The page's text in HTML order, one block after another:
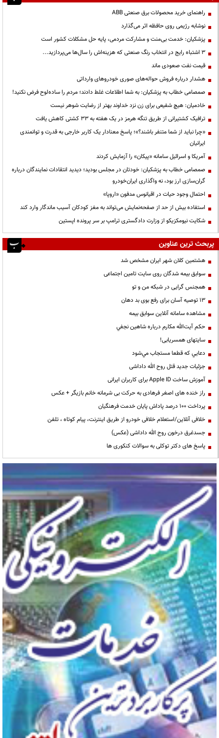
راهنمای خرید محصولات برق صنعتی ABB
نوشابه رژیمی روی حافظه اثر می‌گذارد
پزشکیان: خدمت بی‌منت و مشارکت مردمی، پایه حل مشکلات کشور است
3 اشتباه رایج در انتخاب رنگ صنعتی که هزینه‌اش را سال‌ها می‌پردازید...
قیمت نفت صعودی ماند
هشدار درباره فروش حواله‌های صوری خودروهای وارداتی
صمصامی خطاب به پزشکیان: به شما اطلاعات غلط دادند؛ مردم را ساده‌لوح فرض نکنید!
خادمیان: هیچ شفیعی برای زن نزد خداوند بهتر از رضایت شوهر نیست
ترافیک کشتیرانی از طریق تنگه هرمز در یک هفته به ۳۳ کشتی کاهش یافت
«چرا نباید از شما متنفر باشند؟»؛ پاسخ معنادار یک کاربر خارجی به قدرت و توانمندی
ایرانیان
آمریکا و اسرائیل سامانه «پیکان» را آزمایش کردند
صمصامی خطاب به پزشکیان: خودتان در مجلس بودید؛ دیدید انتقادات نمایندگان درباره
گران‌سازی ارز بود، نه واگذاری ایران‌خودرو
احتمال وجود حیات در اقیانوس مدفون «اروپا»
استفاده بیش از حد از صفحه‌نمایش می‌تواند به مغز کودکان آسیب ماندگار وارد کند
شکایت نیومکزیکو از وزارت دادگستری ترامپ بر سر پرونده اپستین
پربحث ترین عناوین
هشتمین کلان شهر ایران مشخص شد
سوابق بیمه شدگان روی سایت تامین اجتماعی
همجنس گرایی در شبکه من و تو
13 توصیه آسان برای رفع بوی بد دهان
مشاهده سامانه آنلاين سوابق بیمه
حكم آيت‌الله مكارم درباره شاهين نجفي
سایتهای همسریابی!
دعايي كه قطعا مستجاب مي‌شود
جزئیات جدید قتل روح الله داداشی
آموزش ساخت Apple ID برای کاربران ایرانی
راز خنده های اصغر فرهادی به حرکت بی شرمانه خانم بازیگر + عکس
پرداخت ۱۰۰ درصد پاداش پایان خدمت فرهنگیان
خلافی آنلاین/استعلام خلافی خودرو از طریق اینترنت، پیام کوتاه ، تلفن
جسدغرق درخون روح الله داداشی (عکس)
پاسخ های دکتر توکلی به سوالات کنکوری ها